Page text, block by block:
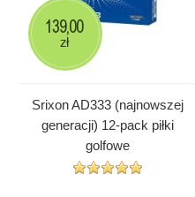
Srixon AD333 (najnowszej
generacji) 12-pack piłki
golfowe
139,00
zł